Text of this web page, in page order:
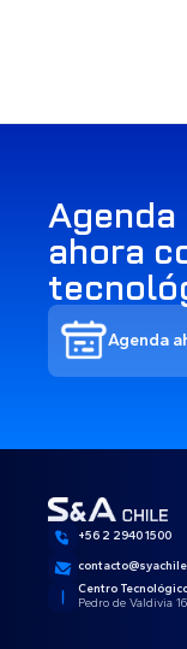
ahora
Agenda
+56 2 2940 1500
Centro
Pedro de Valdivia